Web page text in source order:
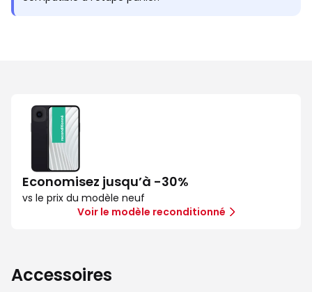
Economisez jusqu’à -30%
vs le prix du modèle neuf
Voir le modèle reconditionné
Accessoires